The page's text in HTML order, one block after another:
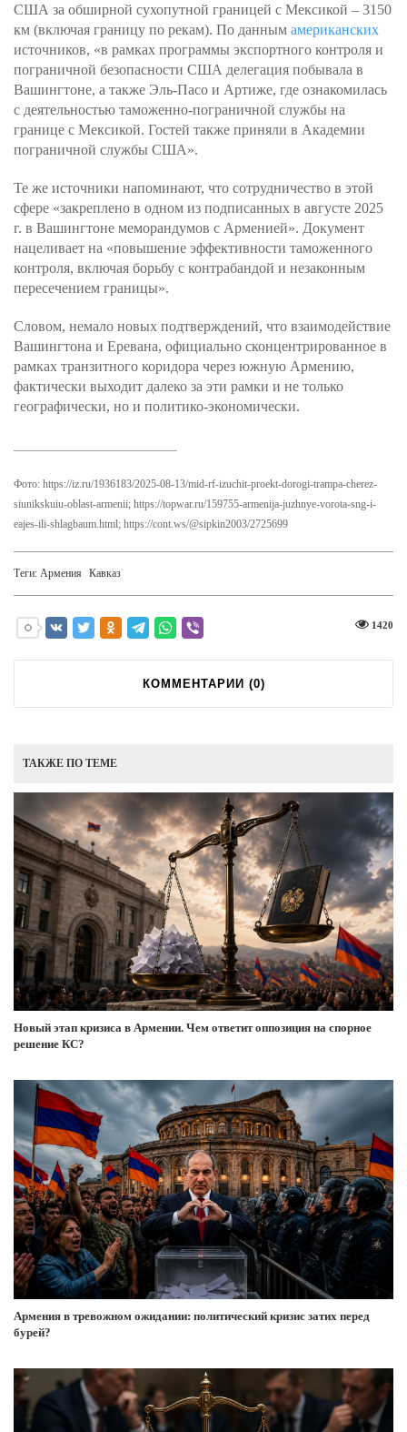
США за обширной сухопутной границей с Мексикой – 3150
км (включая границу по рекам). По данным американских
источников, «в рамках программы экспортного контроля и
пограничной безопасности США делегация побывала в
Вашингтоне, а также Эль-Пасо и Артиже, где ознакомилась
с деятельностью таможенно-пограничной службы на
границе с Мексикой. Гостей также приняли в Академии
пограничной службы США».
Те же источники напоминают, что сотрудничество в этой
сфере «закреплено в одном из подписанных в августе 2025
г. в Вашингтоне меморандумов с Арменией». Документ
нацеливает на «повышение эффективности таможенного
контроля, включая борьбу с контрабандой и незаконным
пересечением границы».
Словом, немало новых подтверждений, что взаимодействие
Вашингтона и Еревана, официально сконцентрированное в
рамках транзитного коридора через южную Армению,
фактически выходит далеко за эти рамки и не только
географически, но и политико-экономически.
Фото: https://iz.ru/1936183/2025-08-13/mid-rf-izuchit-proekt-dorogi-trampa-cherez-
siunikskuiu-oblast-armenii; https://topwar.ru/159755-armenija-juzhnye-vorota-sng-i-
eajes-ili-shlagbaum.html; https://cont.ws/@sipkin2003/2725699
Теги: Армения Кавказ
1420
КОММЕНТАРИИ (0)
ТАКЖЕ ПО ТЕМЕ
Новый этап кризиса в Армении. Чем ответит оппозиция на спорное
решение КС?
Армения в тревожном ожидании: политический кризис затих перед
бурей?